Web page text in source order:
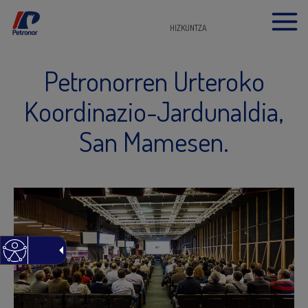
HIZKUNTZA
Petronorren Urteroko
Koordinazio-Jardunaldia,
San Mamesen.